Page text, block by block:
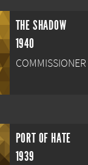
THE SHADOW
1940
PORT OF HATE
1939